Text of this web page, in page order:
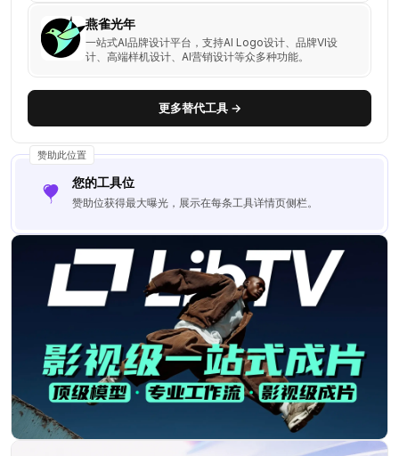
燕雀光年
一站式AI品牌设计平台，支持AI Logo设计、品牌VI设
计、高端样机设计、AI营销设计等众多种功能。
更多替代工具 →
赞助此位置
您的工具位
赞助位获得最大曝光，展示在每条工具详情页侧栏。